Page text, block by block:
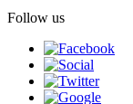
Follow us